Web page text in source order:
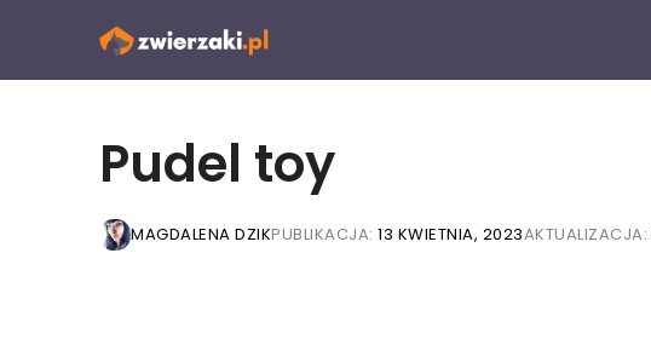
Pudel toy
MAGDALENA DZIKPUBLIKACJA: 13 KWIETNIA, 2023AKTUALIZACJA: